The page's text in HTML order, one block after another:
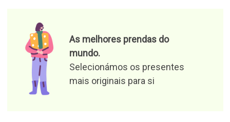
As melhores prendas do
mundo.
Selecionámos os presentes
mais originais para si